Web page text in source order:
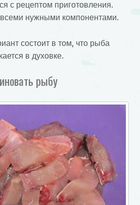
с рецептом приготовления.
нужными компонентами.
состоит в том, что рыба
в духовке.
рыбу